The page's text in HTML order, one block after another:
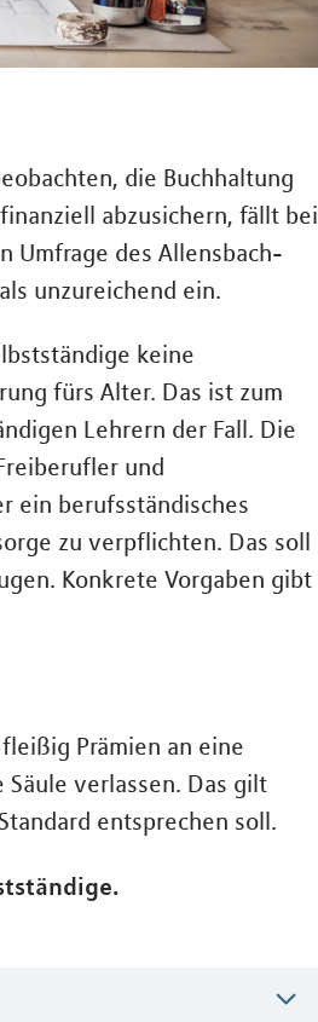
die Buchhaltung
abzusichern, fällt bei
Umfrage des Allensbach-
unzureichend ein.
keine
fürs Alter. Das ist zum
Lehrern der Fall. Die
und
ein berufsständisches
zu verpflichten. Das soll
Konkrete Vorgaben gibt
Prämien an eine
verlassen. Das gilt
entsprechen soll.